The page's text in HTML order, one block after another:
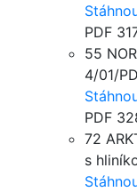
PDF
55
4/01/
PDF
72
s